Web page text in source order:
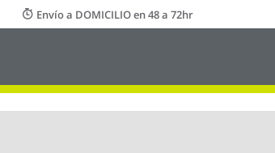
Envío a DOMICILIO en 48 a 72hr